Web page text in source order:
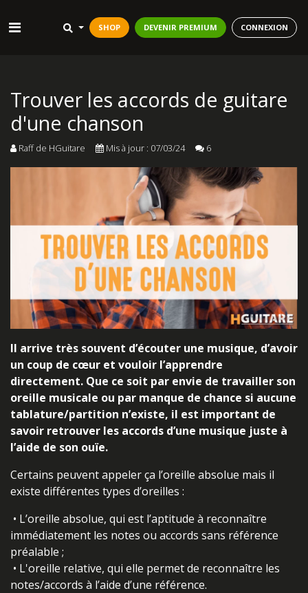
SHOP DEVENIR PREMIUM CONNEXION
Trouver les accords de guitare
d'une chanson
Raff de HGuitare Mis à jour : 07/03/24 6
Il arrive très souvent d’écouter une musique, d’avoir
un coup de cœur et vouloir l’apprendre
directement. Que ce soit par envie de travailler son
oreille musicale ou par manque de chance si aucune
tablature/partition n’existe, il est important de
savoir retrouver les accords d’une musique juste à
l’aide de son ouïe.
Certains peuvent appeler ça l’oreille absolue mais il
existe différentes types d’oreilles :
• L’oreille absolue, qui est l’aptitude à reconnaître
immédiatement les notes ou accords sans référence
préalable ;
• L'oreille relative, qui elle permet de reconnaître les
notes/accords à l’aide d’une référence.